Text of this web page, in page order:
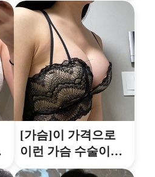
잘하고있고 제일
중요한 코 디자인도
잘 유지중입니다
[가슴]이 가격으로
이런 가슴 수술이
가능하다는게 너무